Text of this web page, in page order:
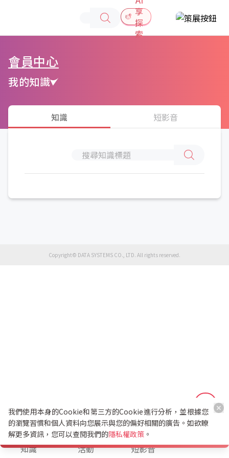
享
探
索
會員中心
我的知識
知識 短影音
Copyright© DATA SYSTEMS CO., LTD. All rights reserved.
知識 活動 短影音
K幣兌換
我們使用本身的Cookie和第三方的Cookie進行分析，並根據您
的瀏覽習慣和個人資料向您展示與您的偏好相關的廣告。如欲瞭
解更多資訊，您可以查閱我們的隱私權政策 。